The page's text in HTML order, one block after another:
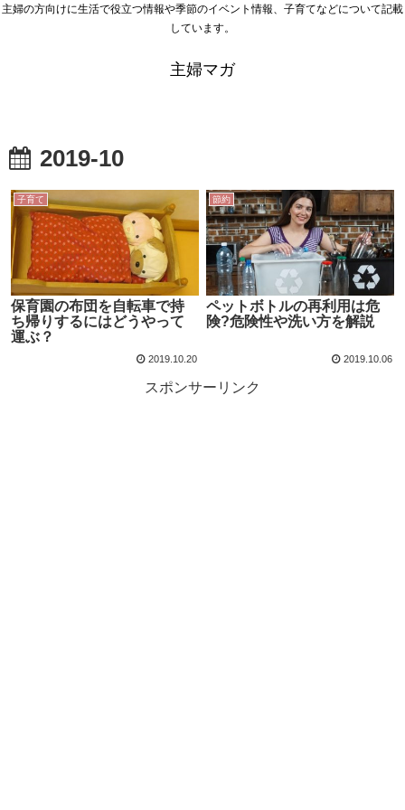
主婦の方向けに生活で役立つ情報や季節のイベント情報、子育てなどについて記載
しています。
主婦マガ
2019-10
子育て
保育園の布団を自転車で持
ち帰りするにはどうやって
運ぶ？
2019.10.20
節約
ペットボトルの再利用は危
険?危険性や洗い方を解説
2019.10.06
スポンサーリンク